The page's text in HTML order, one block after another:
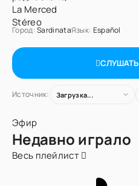
Город:SardinataЯзык: Español
СЛУШАТЬ
Источник: Загрузка...
Эфир
Недавно играло
Весь плейлист